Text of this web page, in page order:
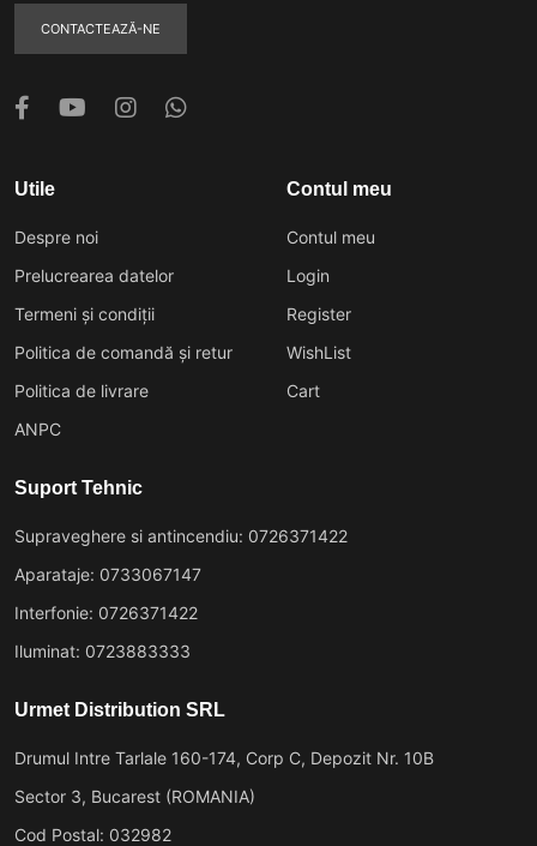
CONTACTEAZĂ-NE
Utile
Despre noi
Prelucrearea datelor
Termeni și condiții
Politica de comandă și retur
Politica de livrare
ANPC
Contul meu
Contul meu
Login
Register
WishList
Cart
Suport Tehnic
Supraveghere si antincendiu: 0726371422
Aparataje: 0733067147
Interfonie: 0726371422
Iluminat: 0723883333
Urmet Distribution SRL
Drumul Intre Tarlale 160-174, Corp C, Depozit Nr. 10B
Sector 3, Bucarest (ROMANIA)
Cod Postal: 032982